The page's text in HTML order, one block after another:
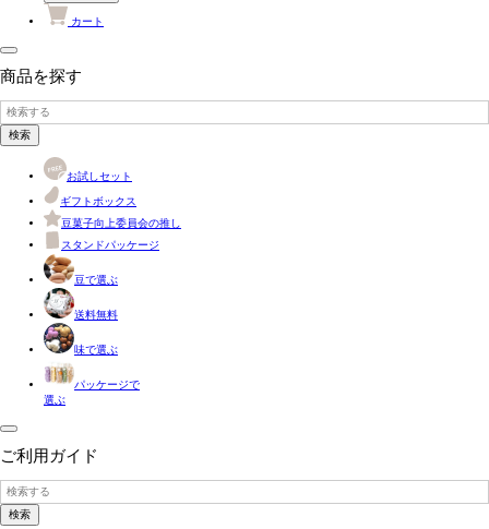
カート
商品を探す
検索
お試しセット
ギフトボックス
豆菓子向上委員会の推し
スタンドパッケージ
豆で選ぶ
送料無料
味で選ぶ
パッケージで
選ぶ
ご利用ガイド
検索